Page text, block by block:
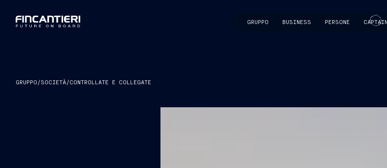
GRUPPO BUSINESS PERSONE CAPTAIN
CAPTAIN
GRUPPO /SOCIETÀ/CONTROLLATE E COLLEGATE